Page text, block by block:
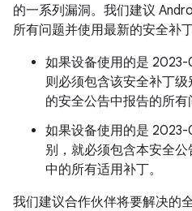
的一系列漏洞。我们建议
所有问题并使用最新的安全补丁
如果设备使用的是 2023-
则必须包含该安全补丁
的安全公告中报告的所有
如果设备使用的是
别，就必须包含本安全公
中的所有适用补丁。
我们建议合作伙伴将要解决的